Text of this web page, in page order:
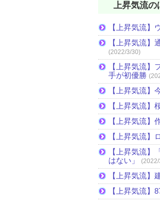
上昇気流の
【上昇気流
【上昇気流
(2022/3/30)
【上昇気流
手が初優勝
【上昇気流
【上昇気流】
【上昇気流】
【上昇気流】
【上昇気流
はない」
(2022/
【上昇気流】
【上昇気流】